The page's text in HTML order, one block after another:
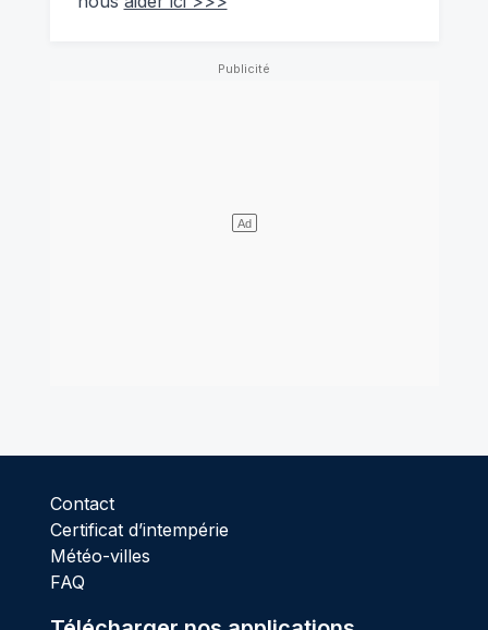
Contact
Certificat d’intempérie
Météo-villes
FAQ